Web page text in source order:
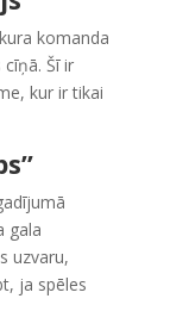
komanda
Šī ir
kur ir tikai
gala
uzvaru,
ja spēles